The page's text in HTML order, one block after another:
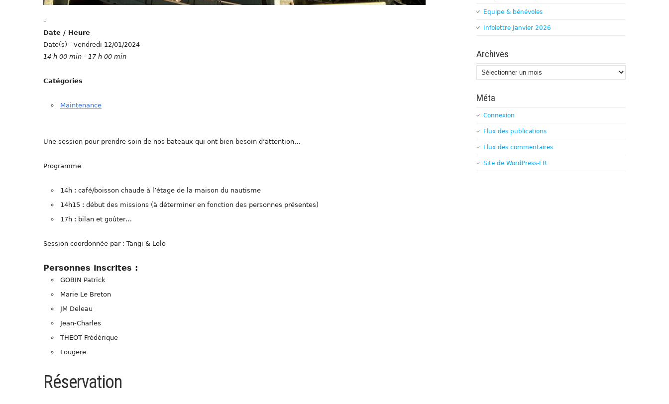
-
Date / Heure
Date(s) - vendredi 12/01/2024
14 h 00 min - 17 h 00 min
Catégories
Maintenance
Une session pour prendre soin de nos bateaux qui ont bien besoin d’attention…
Programme
14h : café/boisson chaude à l’étage de la maison du nautisme
14h15 : début des missions (à déterminer en fonction des personnes présentes)
17h : bilan et goûter…
Session coordonnée par : Tangi & Lolo
Personnes inscrites :
GOBIN Patrick
Marie Le Breton
JM Deleau
Jean-Charles
THEOT Frédérique
Fougere
Réservation
Equipe & bénévoles
Infolettre Janvier 2026
Archives
Archives
Méta
Connexion
Flux des publications
Flux des commentaires
Site de WordPress-FR